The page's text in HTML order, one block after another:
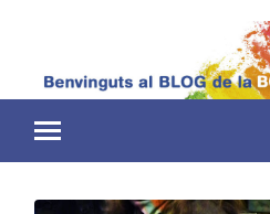
mobile